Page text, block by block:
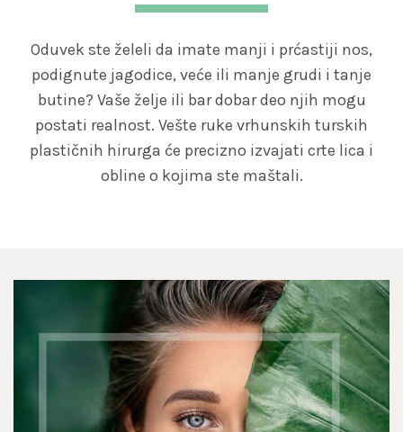
Oduvek ste želeli da imate manji i prćastiji nos,
podignute jagodice, veće ili manje grudi i tanje
butine? Vaše želje ili bar dobar deo njih mogu
postati realnost. Vešte ruke vrhunskih turskih
plastičnih hirurga će precizno izvajati crte lica i
obline o kojima ste maštali.